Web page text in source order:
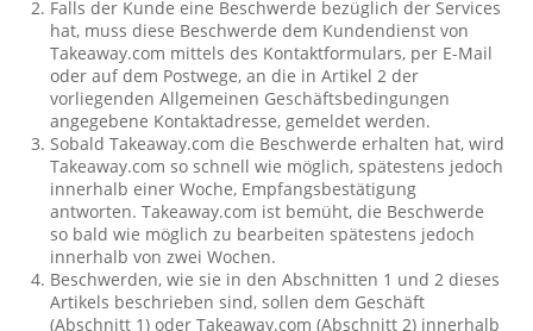
Falls der Kunde eine Beschwerde bezüglich der Services
hat, muss diese Beschwerde dem Kundendienst von
Takeaway.com mittels des Kontaktformulars, per E-Mail
oder auf dem Postwege, an die in Artikel 2 der
vorliegenden Allgemeinen Geschäftsbedingungen
angegebene Kontaktadresse, gemeldet werden.
Sobald Takeaway.com die Beschwerde erhalten hat, wird
Takeaway.com so schnell wie möglich, spätestens jedoch
innerhalb einer Woche, Empfangsbestätigung
antworten. Takeaway.com ist bemüht, die Beschwerde
so bald wie möglich zu bearbeiten spätestens jedoch
innerhalb von zwei Wochen.
Beschwerden, wie sie in den Abschnitten 1 und 2 dieses
Artikels beschrieben sind, sollen dem Geschäft
(Abschnitt 1) oder Takeaway.com (Abschnitt 2) innerhalb